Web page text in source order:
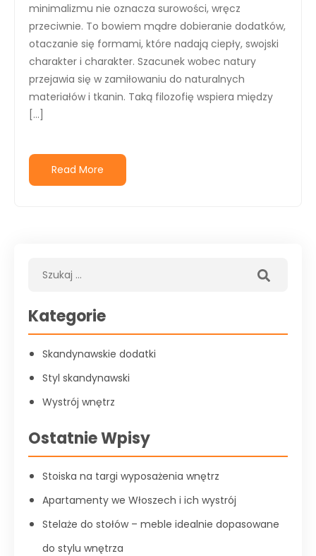
minimalizmu nie oznacza surowości, wręcz
przeciwnie. To bowiem mądre dobieranie dodatków,
otaczanie się formami, które nadają ciepły, swojski
charakter i charakter. Szacunek wobec natury
przejawia się w zamiłowaniu do naturalnych
materiałów i tkanin. Taką filozofię wspiera między
[…]
Read More
Kategorie
Skandynawskie dodatki
Styl skandynawski
Wystrój wnętrz
Ostatnie Wpisy
Stoiska na targi wyposażenia wnętrz
Apartamenty we Włoszech i ich wystrój
Stelaże do stołów – meble idealnie dopasowane
do stylu wnętrza